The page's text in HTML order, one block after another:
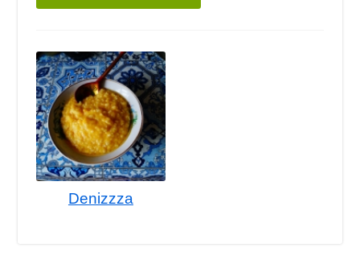
Denizzza